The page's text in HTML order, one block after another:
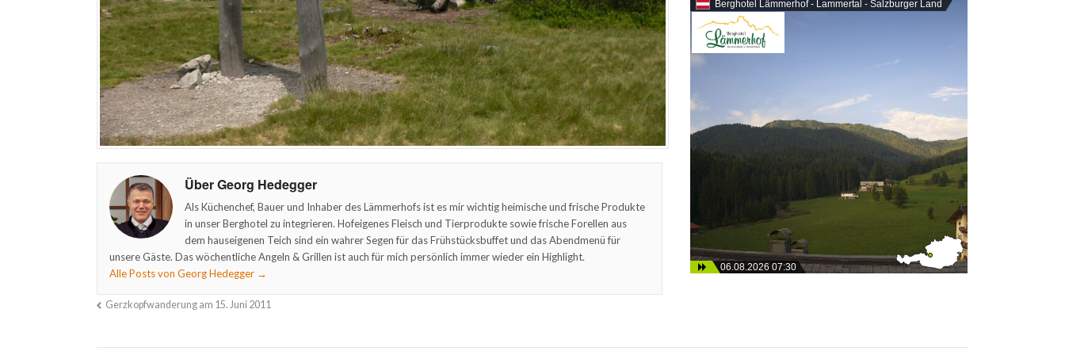
Über Georg Hedegger
Als Küchenchef, Bauer und Inhaber des Lämmerhofs ist es mir wichtig heimische und frische Produkte
in unser Berghotel zu integrieren. Hofeigenes Fleisch und Tierprodukte sowie frische Forellen aus
dem hauseigenen Teich sind ein wahrer Segen für das Frühstücksbuffet und das Abendmenü für
unsere Gäste. Das wöchentliche Angeln & Grillen ist auch für mich persönlich immer wieder ein Highlight.
Alle Posts von Georg Hedegger →
Gerzkopfwanderung am 15. Juni 2011
Berghotel Lämmerhof - Lammertal - Salzburger Land
06.08.2026 07:30